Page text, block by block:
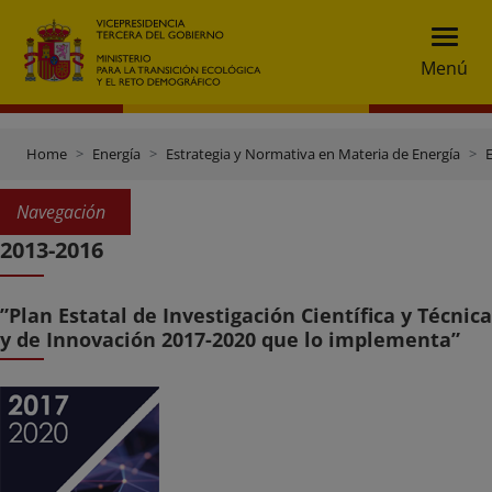
Menú
Home Energía Estrategia y Normativa en Materia de Energía
Navegación
2013-2016
”Plan Estatal de Investigación Científica y Técnica
y de Innovación 2017-2020 que lo implementa”